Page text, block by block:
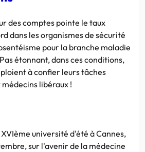
des comptes pointe le taux
dans les organismes de sécurité
pour la branche maladie
étonnant, dans ces conditions,
à confier leurs tâches
libéraux !
université d'été à Cannes,
sur l'avenir de la médecine